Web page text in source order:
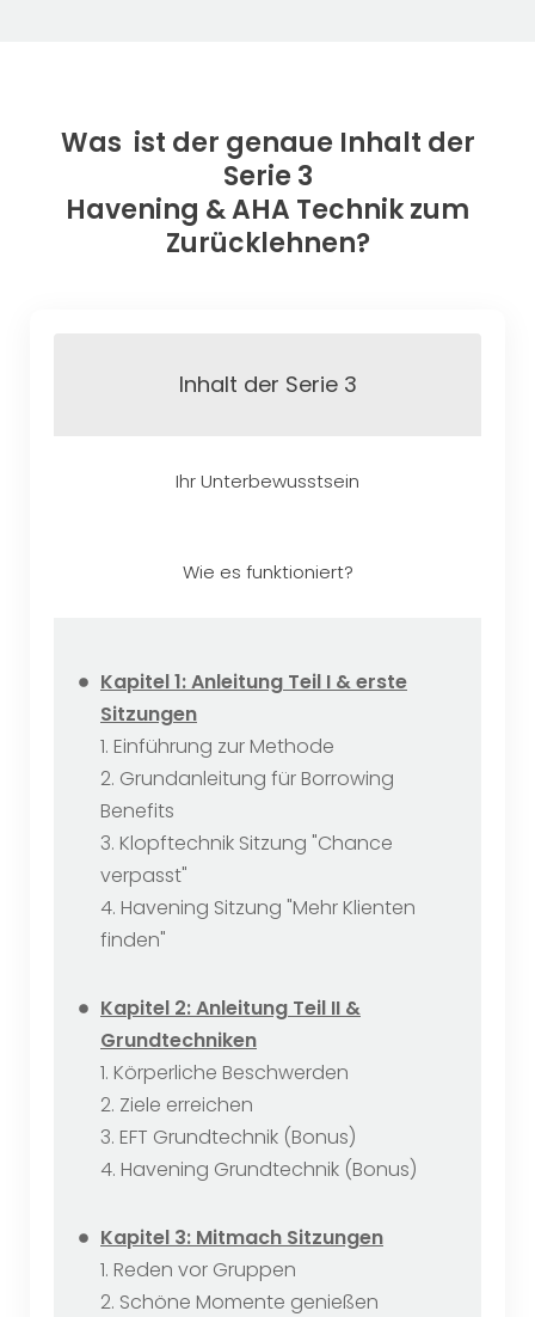
Was ist der genaue Inhalt der
Serie 3
Havening & AHA Technik zum
Zurücklehnen?
Inhalt der Serie 3
Ihr Unterbewusstsein
Wie es funktioniert?
Kapitel 1: Anleitung Teil I & erste
Sitzungen
1. Einführung zur Methode
2. Grundanleitung für Borrowing
Benefits
3. Klopftechnik Sitzung "Chance
verpasst"
4. Havening Sitzung "Mehr Klienten
finden"
Kapitel 2: Anleitung Teil II &
Grundtechniken
1. Körperliche Beschwerden
2. Ziele erreichen
3. EFT Grundtechnik (Bonus)
4. Havening Grundtechnik (Bonus)
Kapitel 3: Mitmach Sitzungen
1. Reden vor Gruppen
2. Schöne Momente genießen